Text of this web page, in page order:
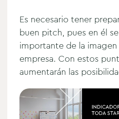
Es necesario tener
buen pitch, pues en él
importante de la
empresa. Con estos
aumentarán las